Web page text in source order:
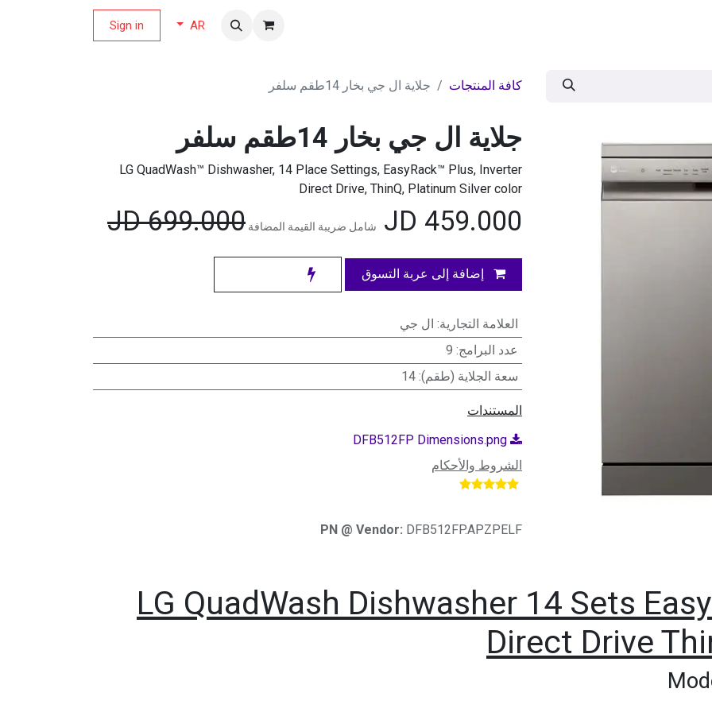
AR
Sign in
كافة المنتجات جلاية ال جي بخار 14طقم سلفر
جلاية ال جي بخار 14طقم سلفر
LG QuadWash™ Dishwasher, 14 Place Settings, EasyRack™ Plus, Inverter
Direct Drive, ThinQ, Platinum Silver color
459.000 شامل ضريبة القيمة المضافة 699.000
JD
إضافة إلى عربة التسوق
العلامة التجارية: ال جي
عدد البرامج:
9
سعة الجلاية (طقم):
14
المستندات
الشروط والأحكام
PN @ Vendor: DFB512FP.APZPELF
LG QuadWash Dishwasher 14 Sets
Direct Drive